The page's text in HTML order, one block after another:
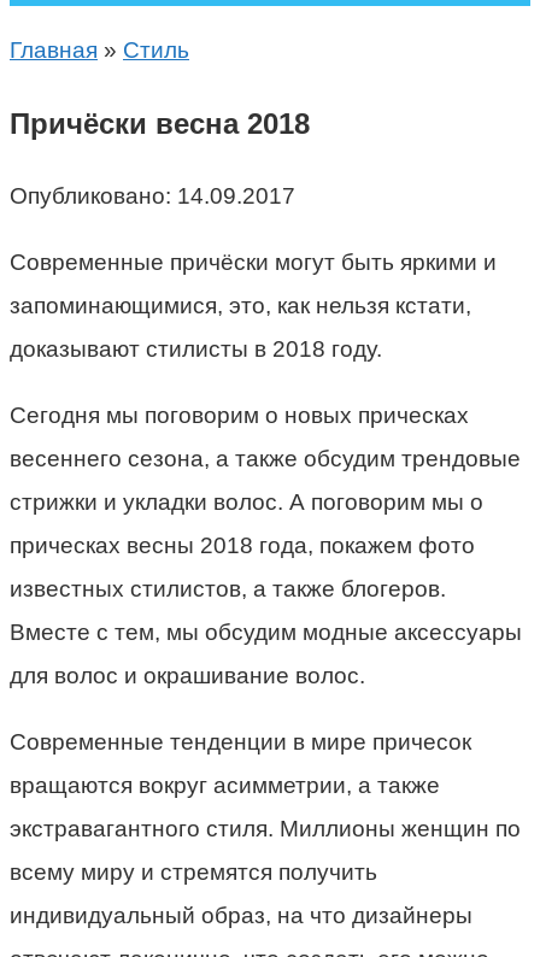
Главная » Стиль
Причёски весна 2018
Опубликовано: 14.09.2017
Современные причёски могут быть яркими и
запоминающимися, это, как нельзя кстати,
доказывают стилисты в 2018 году.
Сегодня мы поговорим о новых прическах
весеннего сезона, а также обсудим трендовые
стрижки и укладки волос. А поговорим мы о
прическах весны 2018 года, покажем фото
известных стилистов, а также блогеров.
Вместе с тем, мы обсудим модные аксессуары
для волос и окрашивание волос.
Современные тенденции в мире причесок
вращаются вокруг асимметрии, а также
экстравагантного стиля. Миллионы женщин по
всему миру и стремятся получить
индивидуальный образ, на что дизайнеры